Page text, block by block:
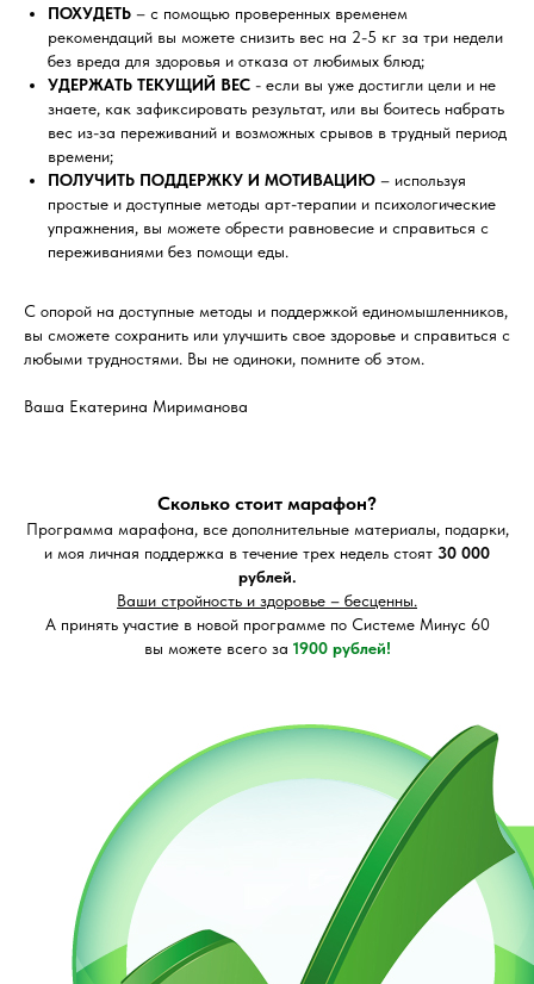
ПОХУДЕТЬ – с помощью проверенных временем
рекомендаций вы можете снизить вес на 2-5 кг за три недели
без вреда для здоровья и отказа от любимых блюд;
УДЕРЖАТЬ ТЕКУЩИЙ ВЕС - если вы уже достигли цели и не
знаете, как зафиксировать результат, или вы боитесь набрать
вес из-за переживаний и возможных срывов в трудный период
времени;
ПОЛУЧИТЬ ПОДДЕРЖКУ И МОТИВАЦИЮ – используя
простые и доступные методы арт-терапии и психологические
упражнения, вы можете обрести равновесие и справиться с
переживаниями без помощи еды.
С опорой на доступные методы и поддержкой единомышленников,
вы сможете сохранить или улучшить свое здоровье и справиться с
любыми трудностями. Вы не одиноки, помните об этом.
Ваша Екатерина Мириманова
Сколько стоит марафон?
Программа марафона, все дополнительные материалы, подарки,
и моя личная поддержка в течение трех недель стоят 30 000
рублей.
Ваши стройность и здоровье – бесценны.
А принять участие в новой программе по Системе Минус 60
вы можете всего за 1900 рублей!